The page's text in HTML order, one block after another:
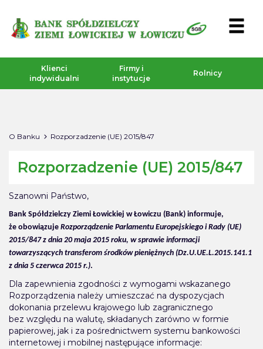
Klienci
indywidualni
Firmy i
instytucje
Rolnicy
O Banku Rozporzadzenie (UE) 2015/847
Rozporzadzenie (UE) 2015/847
Szanowni Państwo,
Bank Spółdzielczy Ziemi Łowickiej w Łowiczu (Bank) informuje,
że obowiązuje Rozporządzenie Parlamentu Europejskiego i Rady (UE)
2015/847 z dnia 20 maja 2015 roku, w sprawie informacji
towarzyszących transferom środków pieniężnych (Dz.U.UE.L.2015.141.1
z dnia 5 czerwca 2015 r.).
Dla zapewnienia zgodności z wymogami wskazanego
Rozporządzenia należy umieszczać na dyspozycjach
dokonania przelewu krajowego lub zagranicznego
bez względu na walutę, składanych zarówno w formie
papierowej, jak i za pośrednictwem systemu bankowości
internetowej i mobilnej następujące informacje: